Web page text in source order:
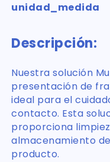
unidad_medida
Descripción:
Nuestra solución
presentación de
ideal para el
contacto. Esta
proporciona
almacenamiento
producto.